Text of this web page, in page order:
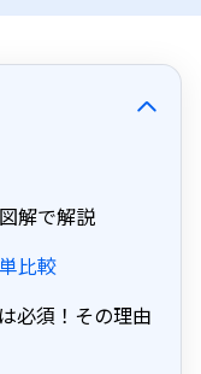
解で解説
比較
必須！その理由